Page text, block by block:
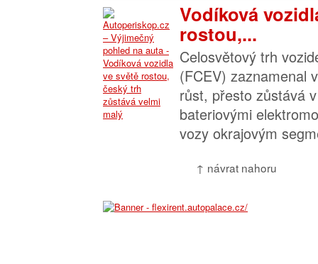
Vodíková
rostou,...
Celosvětový trh
(FCEV) zaznamenal
růst, přesto zůstává
bateriovými
vozy okrajovým
↑ návrat nahoru